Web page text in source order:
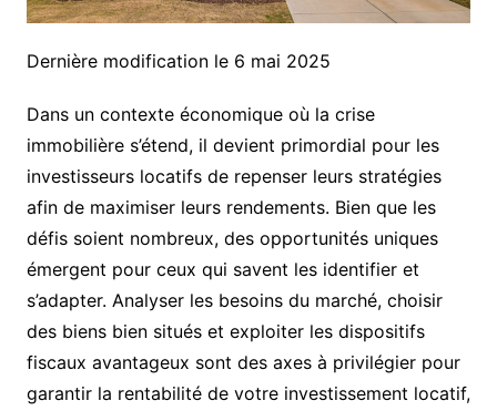
Dernière modification le 6 mai 2025
Dans un contexte économique où la crise
immobilière s’étend, il devient primordial pour les
investisseurs locatifs de repenser leurs stratégies
afin de maximiser leurs rendements. Bien que les
défis soient nombreux, des opportunités uniques
émergent pour ceux qui savent les identifier et
s’adapter. Analyser les besoins du marché, choisir
des biens bien situés et exploiter les dispositifs
fiscaux avantageux sont des axes à privilégier pour
garantir la rentabilité de votre investissement locatif,